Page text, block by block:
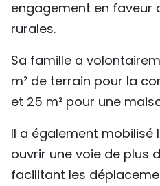
engagement en faveur
rurales.
Sa famille a
m² de terrain pour la
et 25 m² pour une
Il a également mobilisé
ouvrir une voie de plus
facilitant les